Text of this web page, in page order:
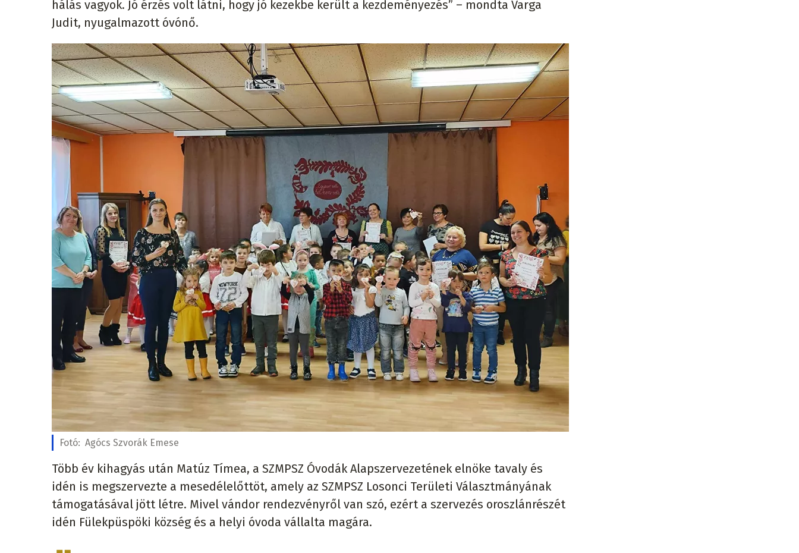
hálás vagyok. Jó érzés volt látni, hogy jó kezekbe került a kezdeményezés” – mondta Varga
Judit, nyugalmazott óvónő.
Fotó: Agócs Szvorák Emese
Több év kihagyás után Matúz Tímea, a SZMPSZ Óvodák Alapszervezetének elnöke tavaly és
idén is megszervezte a mesedélelőttöt, amely az SZMPSZ Losonci Területi Választmányának
támogatásával jött létre. Mivel vándor rendezvényről van szó, ezért a szervezés oroszlánrészét
idén Fülekpüspöki község és a helyi óvoda vállalta magára.